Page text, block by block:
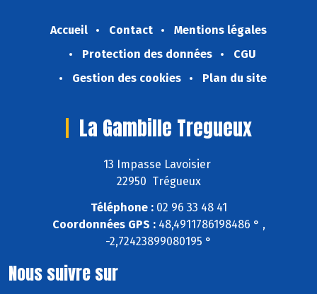
Accueil Contact
Mentions légales
Protection des données
CGU
Gestion des cookies
Plan du site
La Gambille Tregueux
13 Impasse Lavoisier
22950 Trégueux
Téléphone :02 96 33 48 41
Coordonnées GPS :48,4911786198486 ° ,
-2,72423899080195 °
Nous suivre sur